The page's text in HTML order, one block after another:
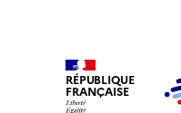
RÉPUBLIQUE
FRANÇAISE